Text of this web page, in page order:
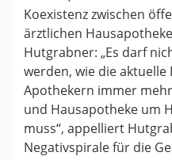
Koexistenz zwischen
ärztlichen
Hutgrabner: „Es darf
werden, wie die aktuelle
Apothekern immer
und Hausapotheke um
muss“, appelliert
Negativspirale für die